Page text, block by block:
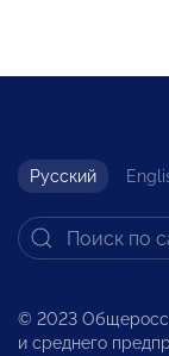
Русский
© 2023
и среднего